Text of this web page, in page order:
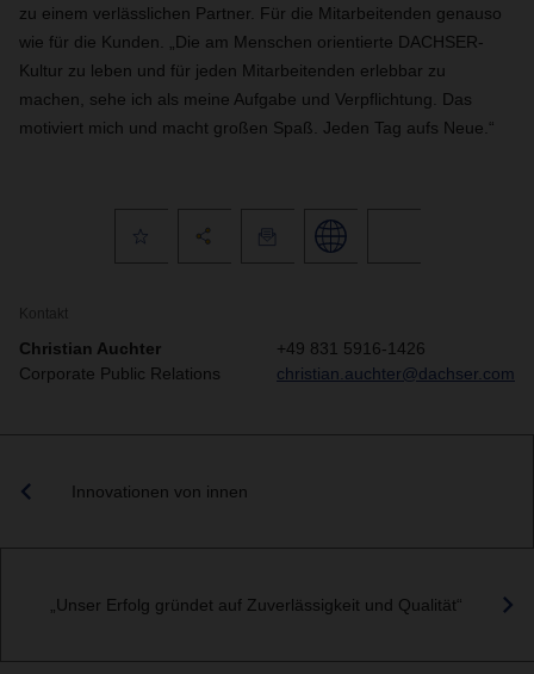
zu einem verlässlichen Partner. Für die Mitarbeitenden genauso
wie für die Kunden. „Die am Menschen orientierte DACHSER-
Kultur zu leben und für jeden Mitarbeitenden erlebbar zu
machen, sehe ich als meine Aufgabe und Verpflichtung. Das
motiviert mich und macht großen Spaß. Jeden Tag aufs Neue.“
Kontakt
Christian Auchter
Corporate Public Relations
+49 831 5916-1426
christian.auchter@dachser.com
Innovationen von innen
„Unser Erfolg gründet auf Zuverlässigkeit und Qualität“